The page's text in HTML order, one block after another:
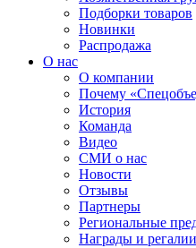
Подборки товаров
Новинки
Распродажа
О нас
О компании
Почему
История
Команда
Видео
СМИ о нас
Новости
Отзывы
Партнеры
Региональные
Награды и регалии